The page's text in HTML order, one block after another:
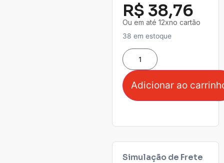
R$ 38,76
Ou em até 12xno cartão
38 em estoque
Adicionar ao
Simulação de Frete